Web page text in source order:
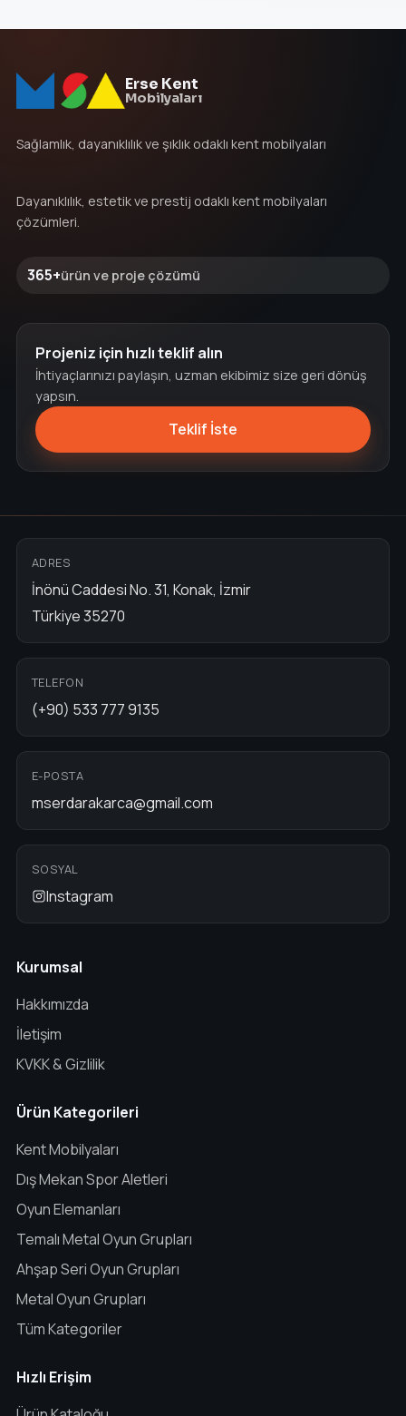
Erse Kent
Mobilyaları
Sağlamlık, dayanıklılık ve şıklık odaklı kent mobilyaları
Dayanıklılık, estetik ve prestij odaklı kent mobilyaları
çözümleri.
365+ürün ve proje çözümü
Projeniz için hızlı teklif alın
İhtiyaçlarınızı paylaşın, uzman ekibimiz size geri dönüş
yapsın.
Teklif İste
ADRES
İnönü Caddesi No. 31, Konak, İzmir
Türkiye 35270
TELEFON
(+90) 533 777 9135
E-POSTA
mserdarakarca@gmail.com
SOSYAL
Instagram
Kurumsal
Hakkımızda
İletişim
KVKK & Gizlilik
Ürün Kategorileri
Kent Mobilyaları
Dış Mekan Spor Aletleri
Oyun Elemanları
Temalı Metal Oyun Grupları
Ahşap Seri Oyun Grupları
Metal Oyun Grupları
Tüm Kategoriler
Hızlı Erişim